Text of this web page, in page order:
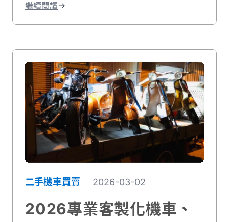
布全台、好評不斷，買二手摩托車來這裡就
對了！
繼續閱讀
二手機車買賣 2026-03-02
2026專業客製化機車、